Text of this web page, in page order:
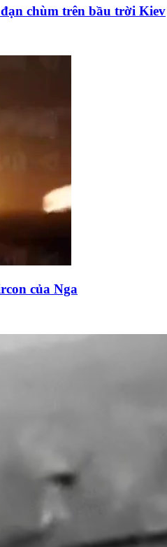
chùm trên bầu trời Kiev
của Nga